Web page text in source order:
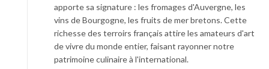
apporte sa signature : les fromages d'Auvergne, les
vins de Bourgogne, les fruits de mer bretons. Cette
richesse des terroirs français attire les amateurs d'art
de vivre du monde entier, faisant rayonner notre
patrimoine culinaire à l'international.